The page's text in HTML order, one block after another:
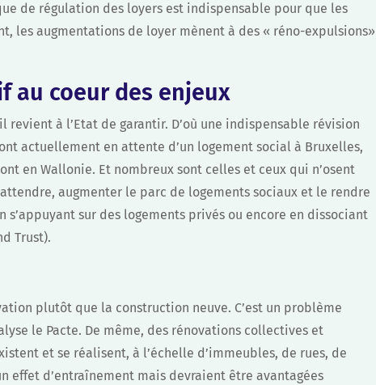
de régulation des loyers est indispensable pour que les
les augmentations de loyer mènent à des « réno-expulsions»
au coeur des enjeux
à l’Etat de garantir. D’où une indispensable révision
actuellement en attente d’un logement social à Bruxelles,
en Wallonie. Et nombreux sont celles et ceux qui n’osent
augmenter le parc de logements sociaux et le rendre
sur des logements privés ou encore en dissociant
Trust).
plutôt que la construction neuve. C’est un problème
le Pacte. De même, des rénovations collectives et
et se réalisent, à l’échelle d’immeubles, de rues, de
effet d’entraînement mais devraient être avantagées